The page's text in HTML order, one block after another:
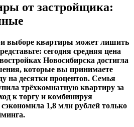
от застройщика:
выборе квартиры может лишить
сегодня средняя цена
Новосибирска достигла
которые вы принимаете
на десятки процентов. Семья
трёхкомнатную квартиру за
к торгу и комбинируя
1,8 млн рублей только